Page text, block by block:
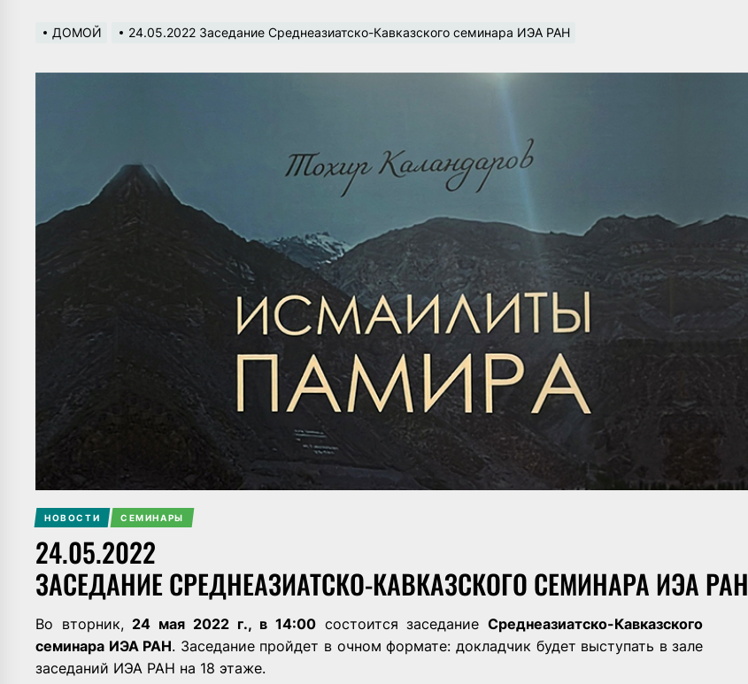
ДОМОЙ 24.05.2022 Заседание Среднеазиатско-Кавказского семинара ИЭА РАН
НОВОСТИ СЕМИНАРЫ
24.05.2022
ЗАСЕДАНИЕ СРЕДНЕАЗИАТСКО-КАВКАЗСКОГО СЕМИНАРА ИЭА РАН
Во вторник,24 мая 2022 г., в 14:00состоится заседаниеСреднеазиатско-Кавказского
семинара ИЭА РАН. Заседание пройдет в очном формате: докладчик будет выступать в зале
заседаний ИЭА РАН на 18 этаже.